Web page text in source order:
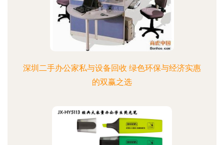
深圳二手办公家私与设备回收 绿色环保与经济实惠
的双赢之选